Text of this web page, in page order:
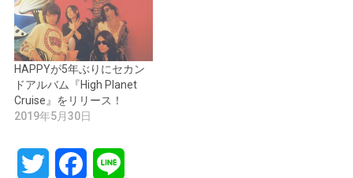
HAPPYが5年ぶりにセカン
ドアルバム『High Planet
Cruise』をリリース！
2019年5月30日
Twitter Facebook